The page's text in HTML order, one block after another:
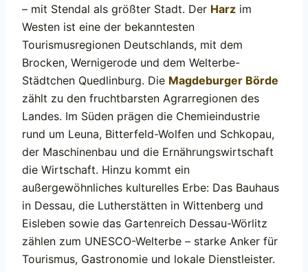
– mit Stendal als größter Stadt. Der Harz im
Westen ist eine der bekanntesten
Tourismusregionen Deutschlands, mit dem
Brocken, Wernigerode und dem Welterbe-
Städtchen Quedlinburg. Die Magdeburger Börde
zählt zu den fruchtbarsten Agrarregionen des
Landes. Im Süden prägen die Chemieindustrie
rund um Leuna, Bitterfeld-Wolfen und Schkopau,
der Maschinenbau und die Ernährungswirtschaft
die Wirtschaft. Hinzu kommt ein
außergewöhnliches kulturelles Erbe: Das Bauhaus
in Dessau, die Lutherstätten in Wittenberg und
Eisleben sowie das Gartenreich Dessau-Wörlitz
zählen zum UNESCO-Welterbe – starke Anker für
Tourismus, Gastronomie und lokale Dienstleister.